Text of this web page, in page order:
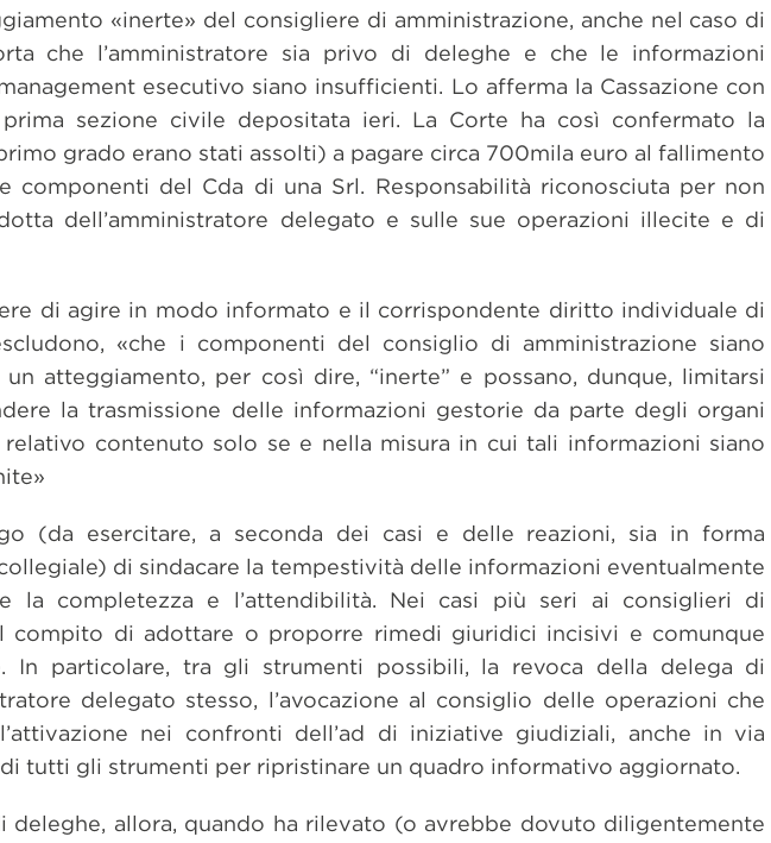
«inerte» del consigliere di amministrazione, anche nel caso di
che l’amministratore sia privo di deleghe e che le informazioni
esecutivo siano insufficienti. Lo afferma la Cassazione con
prima sezione civile depositata ieri. La Corte ha così confermato la
grado erano stati assolti) a pagare circa 700mila euro al fallimento
componenti del Cda di una Srl. Responsabilità riconosciuta per non
dell’amministratore delegato e sulle sue operazioni illecite e di
di agire in modo informato e il corrispondente diritto individuale di
«che i componenti del consiglio di amministrazione siano
atteggiamento, per così dire, “inerte” e possano, dunque, limitarsi
la trasmissione delle informazioni gestorie da parte degli organi
contenuto solo se e nella misura in cui tali informazioni siano
(da esercitare, a seconda dei casi e delle reazioni, sia in forma
di sindacare la tempestività delle informazioni eventualmente
la completezza e l’attendibilità. Nei casi più seri ai consiglieri di
compito di adottare o proporre rimedi giuridici incisivi e comunque
In particolare, tra gli strumenti possibili, la revoca della delega di
delegato stesso, l’avocazione al consiglio delle operazioni che
nei confronti dell’ad di iniziative giudiziali, anche in via
di tutti gli strumenti per ripristinare un quadro informativo aggiornato.
deleghe, allora, quando ha rilevato (o avrebbe dovuto diligentemente